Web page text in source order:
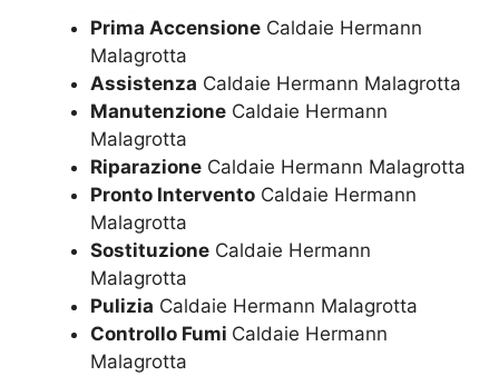
Prima Accensione Caldaie Hermann
Malagrotta
Assistenza Caldaie Hermann Malagrotta
Manutenzione Caldaie Hermann
Malagrotta
Riparazione Caldaie Hermann Malagrotta
Pronto Intervento Caldaie Hermann
Malagrotta
Sostituzione Caldaie Hermann
Malagrotta
Pulizia Caldaie Hermann Malagrotta
Controllo Fumi Caldaie Hermann
Malagrotta